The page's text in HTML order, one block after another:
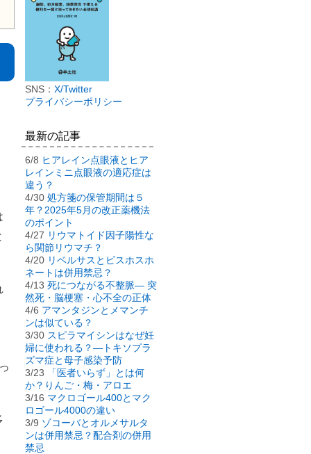
SNS： X/Twitter
プライバシーポリシー
最新の記事
6/8 ヒアレイン点眼液とヒア
レインミニ点眼液の適応症は
違う？
4/30 処方箋の保管期間は５
年？2025年5月の改正薬機法
のポイント
4/27 リウマトイド因子陽性な
ら関節リウマチ？
4/20 リベルサスとビスホスホ
ネートは併用禁忌？
4/13 死につながる不整脈― 突
然死・脳梗塞・心不全の正体
4/6 アマンタジンとメマンチ
ンは似ている？
3/30 スピラマイシンはなぜ妊
婦に使われる？―トキソプラ
ズマ症と母子感染予防
3/23
「医者いらず」とは何
か？りんご・梅・アロエ
3/16 マクロゴール400とマク
ロゴール4000の違い
3/9 ゾコーバとオルメサルタ
ンは併用禁忌？配合剤の併用
禁忌